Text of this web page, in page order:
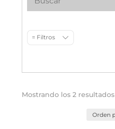
= Filtros
Mostrando los 2 resultados